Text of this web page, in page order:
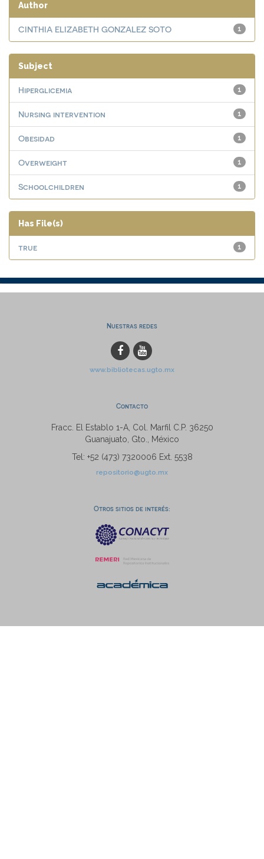
Author
1
CINTHIA ELIZABETH GONZALEZ SOTO
Subject
1
Hiperglicemia
1
Nursing intervention
1
Obesidad
1
Overweight
1
Schoolchildren
Has File(s)
1
true
Nuestras redes
www.bibliotecas.ugto.mx
Contacto
Fracc. El Establo 1-A, Col. Marfil C.P. 36250
Guanajuato, Gto., México
Tel: +52 (473) 7320006 Ext. 5538
repositorio@ugto.mx
Otros sitios de interés: